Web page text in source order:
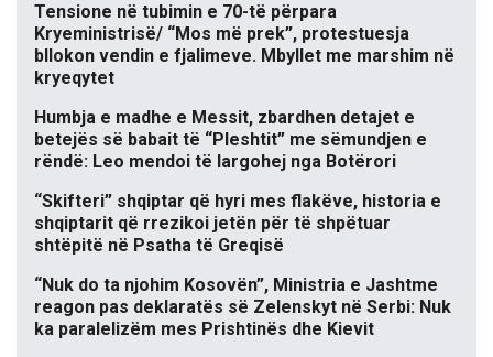
Tensione në tubimin e 70-të përpara
Kryeministrisë/ “Mos më prek”, protestuesja
bllokon vendin e fjalimeve. Mbyllet me marshim në
kryeqytet
Humbja e madhe e Messit, zbardhen detajet e
betejës së babait të “Pleshtit” me sëmundjen e
rëndë: Leo mendoi të largohej nga Botërori
“Skifteri” shqiptar që hyri mes flakëve, historia e
shqiptarit që rrezikoi jetën për të shpëtuar
shtëpitë në Psatha të Greqisë
“Nuk do ta njohim Kosovën”, Ministria e Jashtme
reagon pas deklaratës së Zelenskyt në Serbi: Nuk
ka paralelizëm mes Prishtinës dhe Kievit